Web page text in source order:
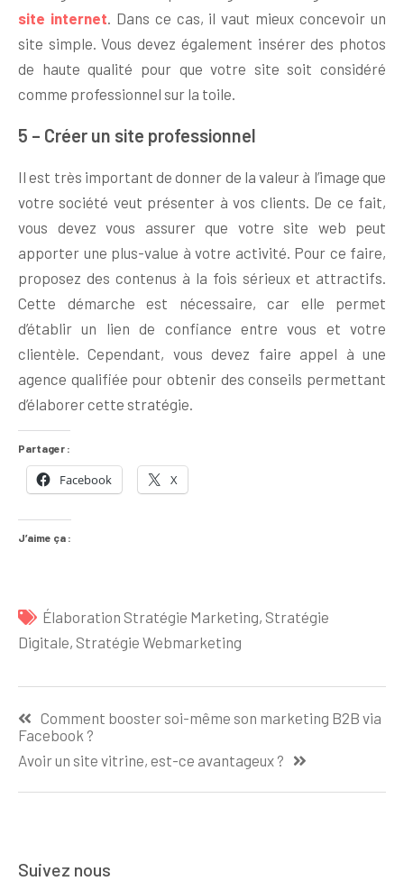
site internet . Dans ce cas, il vaut mieux concevoir un
site simple. Vous devez également insérer des photos
de haute qualité pour que votre site soit considéré
comme professionnel sur la toile.
5 – Créer un site professionnel
Il est très important de donner de la valeur à l’image que
votre société veut présenter à vos clients. De ce fait,
vous devez vous assurer que votre site web peut
apporter une plus-value à votre activité. Pour ce faire,
proposez des contenus à la fois sérieux et attractifs.
Cette démarche est nécessaire, car elle permet
d’établir un lien de confiance entre vous et votre
clientèle. Cependant, vous devez faire appel à une
agence qualifiée pour obtenir des conseils permettant
d’élaborer cette stratégie.
Partager :
Facebook X
J’aime ça :
Élaboration Stratégie Marketing, Stratégie
Digitale, Stratégie Webmarketing
de
l’article
Comment booster soi-même son marketing B2B via
Facebook ?
Avoir un site vitrine, est-ce avantageux ?
Suivez nous